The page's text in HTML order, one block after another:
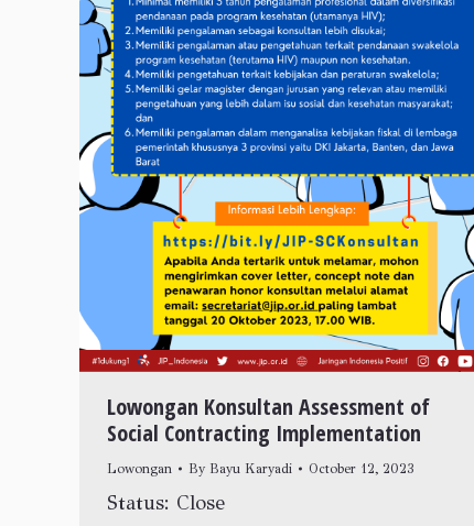
Lowongan Konsultan Assessment of
Social Contracting Implementation
Lowongan By Bayu Karyadi October 12, 2023
Status: Close